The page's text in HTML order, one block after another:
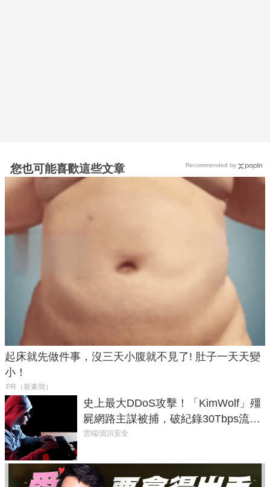
您也可能喜歡這些文章
起床就先做件事，沒三天小腹就不見了! 肚子一天天變
小！
PR（新素簡）
史上最大DDoS攻擊！「KimWolf」殭
屍網路主謀被捕，破紀錄30Tbps流量
癱瘓全球！
雲端/資訊安全
Recommended by